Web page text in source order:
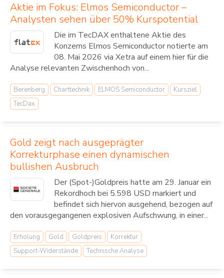
Aktie im Fokus: Elmos Semiconductor –
Analysten sehen über 50% Kurspotential
Die im TecDAX enthaltene Aktie des
Konzerns Elmos Semiconductor notierte am
08. Mai 2026 via Xetra auf einem hier für die
Analyse relevanten Zwischenhoch von...
Berenberg Charttechnik ELMOS Semiconductor
Kursziel
TecDax
Gold zeigt nach ausgeprägter
Korrekturphase einen dynamischen
bullishen Ausbruch
Der (Spot-)Goldpreis hatte am 29. Januar ein
Rekordhoch bei 5.598 USD markiert und
befindet sich hiervon ausgehend, bezogen auf
den vorausgegangenen explosiven Aufschwung, in einer...
Erholung Gold Goldpreis
Korrektur
Support-Widerstände
Technische Analyse